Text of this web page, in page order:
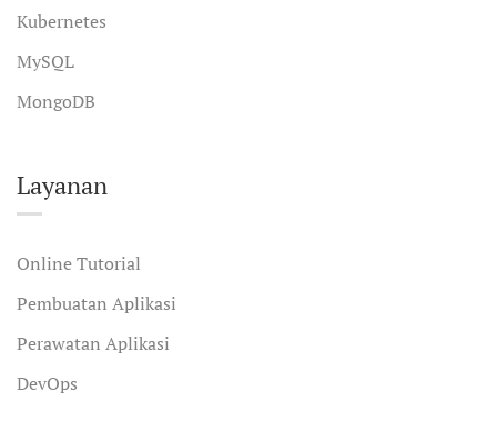
Kubernetes
MySQL
MongoDB
Layanan
Online Tutorial
Pembuatan Aplikasi
Perawatan Aplikasi
DevOps